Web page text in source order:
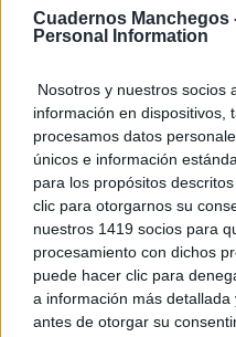
Cuadernos Manchegos
Personal Information
Nosotros y nuestros socios
información en dispositivos,
procesamos datos
únicos e información
para los propósitos
clic para otorgarnos su
nuestros 1419 socios para
procesamiento con dichos
puede hacer clic para
a información más
antes de otorgar su
¿De verdad hacen esto?
Costumbres que